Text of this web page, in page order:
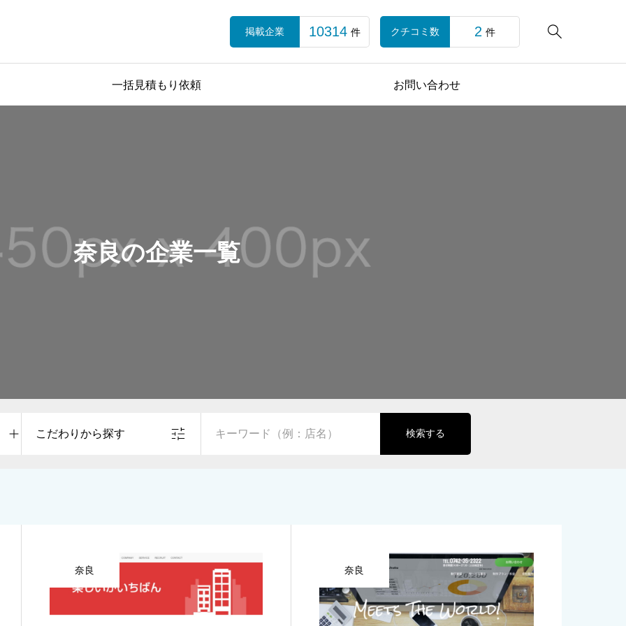

掲載企業 10314 件 クチコミ数 2 件
一括見積もり依頼 お問い合わせ
奈良の企業一覧
こだわりから探す 検索する
奈良 奈良